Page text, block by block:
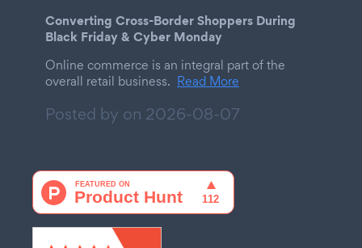
Converting Cross-Border Shoppers During
Black Friday & Cyber Monday
Online commerce is an integral part of the
overall retail business. Read More
Posted by on 2026-08-07